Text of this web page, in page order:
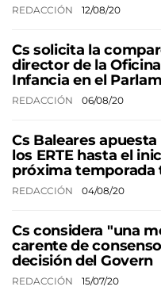
REDACCIÓN 12/08/20
Cs solicita la
director de la
Infancia en el
REDACCIÓN 06/08/20
Cs Baleares
los ERTE hasta el
próxima temporada
REDACCIÓN 04/08/20
Cs considera "una
carente de
decisión del Govern
REDACCIÓN 15/07/20